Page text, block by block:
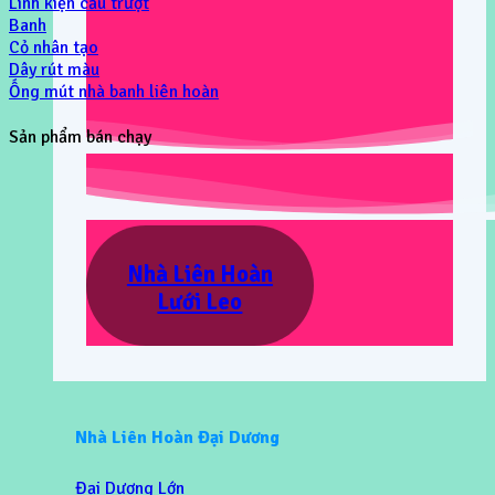
Nhà Liên Hoàn
Lưới Leo
Nhà Liên Hoàn Đại Dương
Đại Dương Lớn
Banh
Cỏ nhân tạo
Dây rút màu
Ống mút nhà banh liên hoàn
Sản phẩm bán chạy